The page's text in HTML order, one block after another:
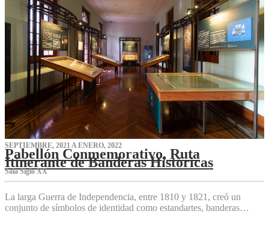
SEPTIEMBRE, 2021 A ENERO, 2022
Pabellón Conmemorativo, Ruta
Itinerante de Banderas Históricas
Sala Siglo XX
La larga Guerra de Independencia, entre 1810 y 1821, creó un
conjunto de símbolos de identidad como estandartes, banderas…